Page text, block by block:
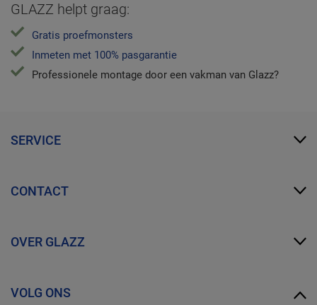
GLAZZ helpt graag:
Gratis proefmonsters
Inmeten met 100% pasgarantie
Professionele montage door een vakman van Glazz?
SERVICE
Zakelijk account
Proefmonsters bestellen
CONTACT
WhatsApp
OVER GLAZZ
Ontdek GLAZZ
VOLG ONS